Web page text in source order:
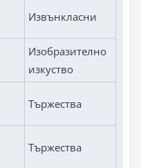
Извънкласни
Изобразително
изкуство
Тържества
Тържества